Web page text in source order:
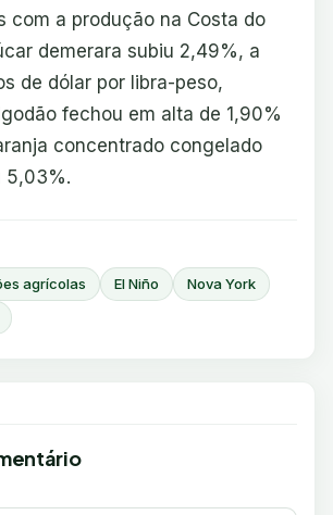
com a produção na Costa do
demerara subiu 2,49%, a
de dólar por libra-peso,
fechou em alta de 1,90%
concentrado congelado
5,03%.
agrícolas El Niño
Nova York